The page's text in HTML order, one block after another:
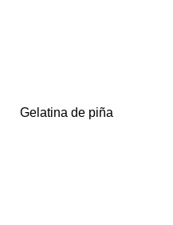
Gelatina de piña